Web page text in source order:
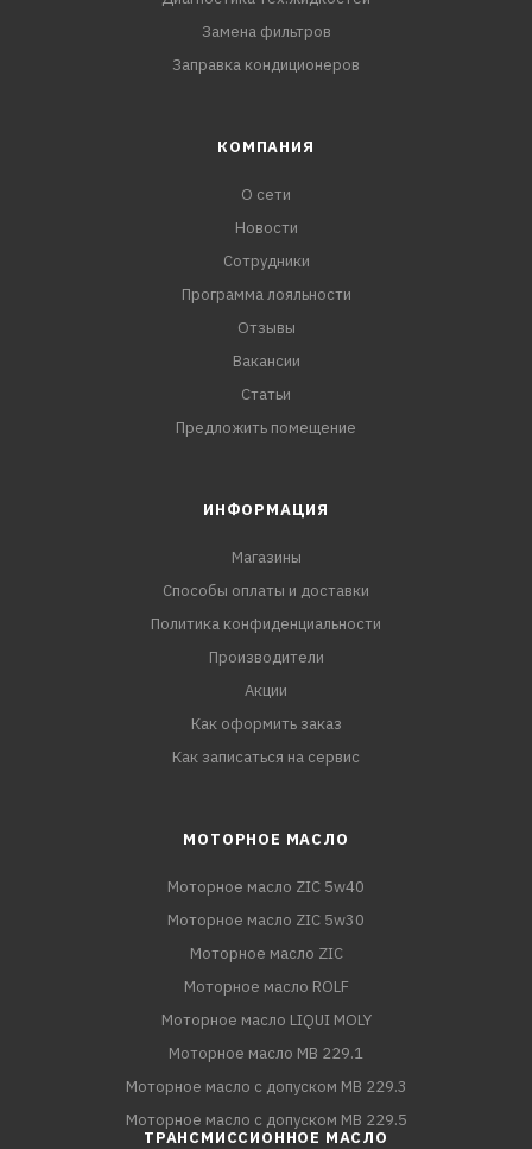
Замена фильтров
Заправка кондиционеров
КОМПАНИЯ
О сети
Новости
Сотрудники
Программа лояльности
Отзывы
Вакансии
Статьи
Предложить помещение
ИНФОРМАЦИЯ
Магазины
Способы оплаты и доставки
Политика конфиденциальности
Производители
Акции
Как оформить заказ
Как записаться на сервис
МОТОРНОЕ МАСЛО
Моторное масло ZIC 5w40
Моторное масло ZIC 5w30
Моторное масло ZIC
Моторное масло ROLF
Моторное масло LIQUI MOLY
Моторное масло MB 229.1
Моторное масло с допуском MB 229.3
Моторное масло с допуском MB 229.5
ТРАНСМИССИОННОЕ МАСЛО